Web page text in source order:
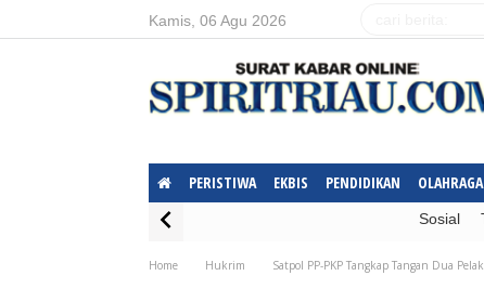
Kamis, 06 Agu 2026
PERISTIWA EKBIS PENDIDIKAN OLAHRAGA
Sosial
Home Hukrim Satpol PP-PKP Tangkap Tangan Dua